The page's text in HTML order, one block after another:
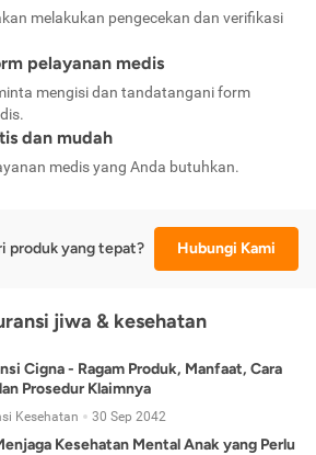
melakukan pengecekan dan verifikasi
pelayanan medis
mengisi dan tandatangani form
dan mudah
medis yang Anda butuhkan.
produk yang tepat? Hubungi Kami
jiwa & kesehatan
Cigna - Ragam Produk, Manfaat, Cara
Prosedur Klaimnya
Kesehatan 30 Sep 2042
Kesehatan Mental Anak yang Perlu